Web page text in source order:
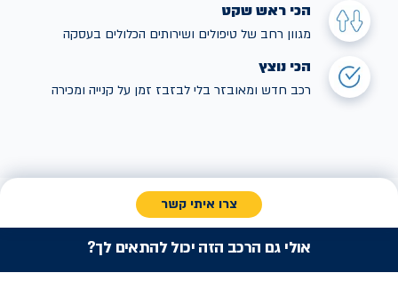
הכי ראש שקט
מגוון רחב של טיפולים ושירותים הכלולים בעסקה
הכי נוצץ
רכב חדש ומאובזר בלי לבזבז זמן על קנייה ומכירה
צרו איתי קשר
אולי גם הרכב הזה יכול להתאים לך?